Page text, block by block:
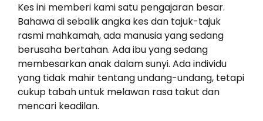
Kes ini memberi kami satu pengajaran besar.
Bahawa di sebalik angka kes dan tajuk-tajuk
rasmi mahkamah, ada manusia yang sedang
berusaha bertahan. Ada ibu yang sedang
membesarkan anak dalam sunyi. Ada individu
yang tidak mahir tentang undang-undang, tetapi
cukup tabah untuk melawan rasa takut dan
mencari keadilan.